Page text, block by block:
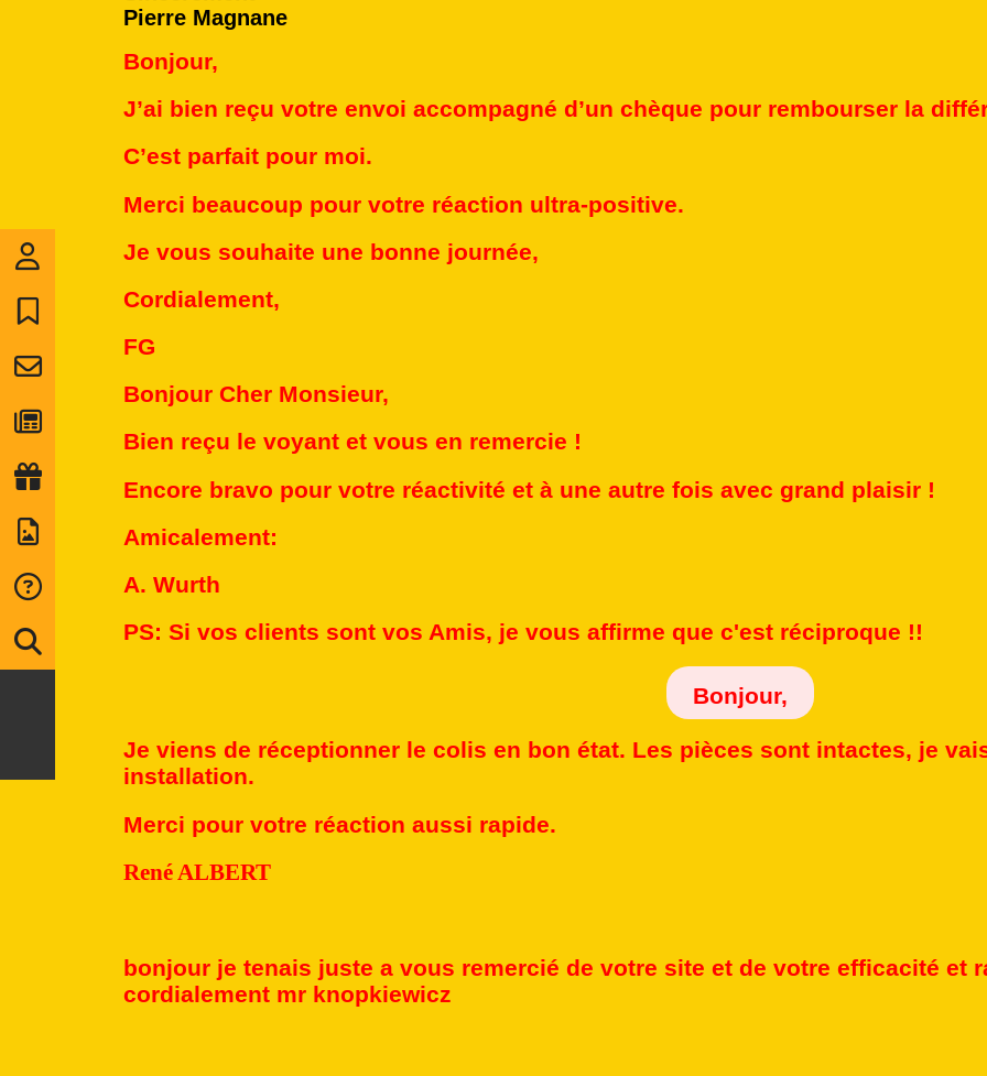
Pierre Magnane
Bonjour,
J’ai bien reçu votre envoi accompagné d’un chèque pour rembourser la
C’est parfait pour moi.
Merci beaucoup pour votre réaction ultra-positive.
Je vous souhaite une bonne journée,
Cordialement,
FG
Bonjour Cher Monsieur,
Bien reçu le voyant et vous en remercie !
Encore bravo pour votre réactivité et à une autre fois avec grand plaisir !
Amicalement:
A. Wurth
PS: Si vos clients sont vos Amis, je vous affirme que c'est réciproque !!
Bonjour,
Je viens de réceptionner le colis en bon état. Les pièces sont intactes, je
installation.
Merci pour votre réaction aussi rapide.
René ALBERT
bonjour je tenais juste a vous remercié de votre site et de votre efficacité et
cordialement mr knopkiewicz